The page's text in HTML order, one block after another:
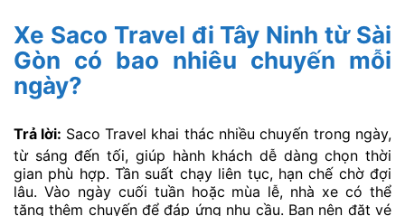
Xe Saco Travel đi Tây Ninh từ Sài
Gòn có bao nhiêu chuyến mỗi
ngày?
Trả lời: Saco Travel khai thác nhiều chuyến trong ngày,
từ sáng đến tối, giúp hành khách dễ dàng chọn thời
gian phù hợp. Tần suất chạy liên tục, hạn chế chờ đợi
lâu. Vào ngày cuối tuần hoặc mùa lễ, nhà xe có thể
tăng thêm chuyến để đáp ứng nhu cầu. Bạn nên đặt vé